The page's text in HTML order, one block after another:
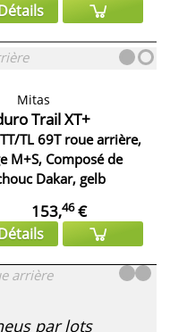
Mitas
Trail XT+
TL 69T roue arrière,
M+S, Composé de
Dakar, gelb
153,46€
arrière
par lots